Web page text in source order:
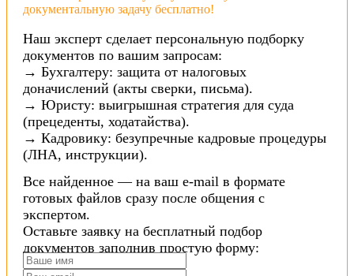
документальную задачу бесплатно!
Наш эксперт сделает персональную подборку
документов по вашим запросам:
→ Бухгалтеру: защита от налоговых
доначислений (акты сверки, письма).
→ Юристу: выигрышная стратегия для суда
(прецеденты, ходатайства).
→ Кадровику: безупречные кадровые процедуры
(ЛНА, инструкции).
Все найденное — на ваш e-mail в формате
готовых файлов сразу после общения с
экспертом.
Оставьте заявку на бесплатный подбор
документов заполнив простую форму: